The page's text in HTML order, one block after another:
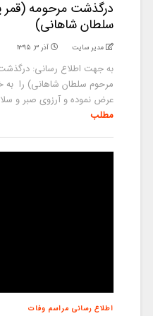
درگذشت مرحومه (قمر
سلطان شاهانی)
مدیر سایت آذر ۳, ۱۳۹۵
به جهت اطلاع رسانی:
مرحوم سلطان شاهانی) را به
عرض نموده و آرزوی صبر و
مطلب
اطلاع رسانی مراسم وفات